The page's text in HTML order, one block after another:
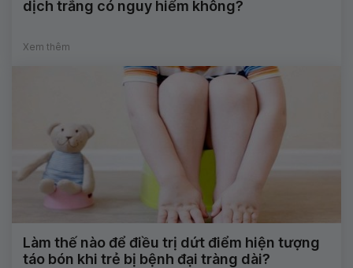
dịch trắng có nguy hiểm không?
Xem thêm
Làm thế nào để điều trị dứt điểm hiện tượng
táo bón khi trẻ bị bệnh đại tràng dài?